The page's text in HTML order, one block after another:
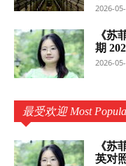
2026-
《苏
期
2026-
最受欢迎 Most
《苏
英对